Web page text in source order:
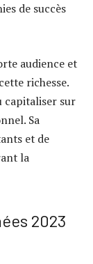
de succès
audience et
richesse.
capitaliser sur
Sa
et de
la
2023